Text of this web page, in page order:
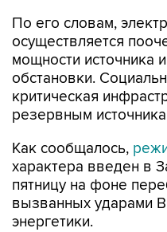
По его словам,
осуществляется
мощности источника
обстановки.
критическая
резервным
Как сообщалось,
характера введен в
пятницу на фоне
вызванных ударами
энергетики.